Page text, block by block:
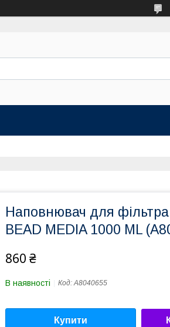
Наповнювач для
BEAD MEDIA 1000 ML
860 ₴
В наявності Код:A8040655
Купити